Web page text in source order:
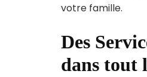
votre famille.
Des
dans tout